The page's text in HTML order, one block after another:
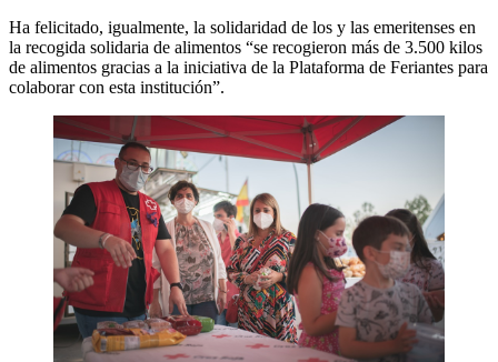
Ha felicitado, igualmente, la solidaridad de los y las emeritenses en
la recogida solidaria de alimentos “se recogieron más de 3.500 kilos
de alimentos gracias a la iniciativa de la Plataforma de Feriantes para
colaborar con esta institución”.